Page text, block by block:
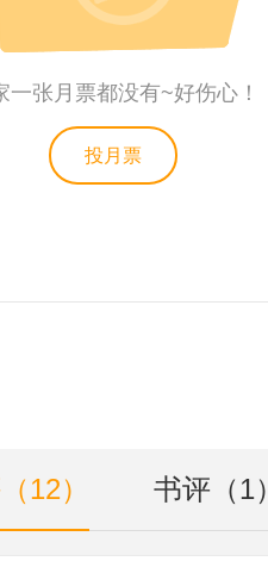
一张月票都没有~好伤心！
投月票
12） 书评（1）